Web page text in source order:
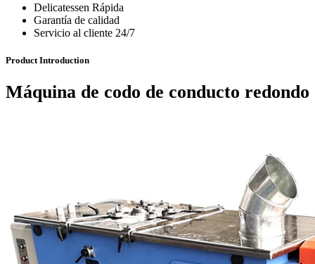
Delicatessen Rápida
Garantía de calidad
Servicio al cliente 24/7
Product Introduction
Máquina de codo de conducto redondo